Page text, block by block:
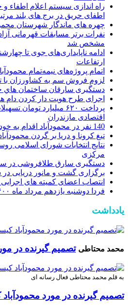
راه اندازی سیستم اعلام اطفاء و
اطفای حریق در برج های بلند
چهره های ماندگار شهرستان
نفرات برتر مسابقات قهرمانی
مشخص شد
ادامه ناپایداری‌های جوی تا
ارتفاعات
اتمام پروژه‌های نیمه‌تمام
لزوم فروش سم به کشاورزان با
دستگیری سارقان ساختمان هاي
اجرای طرح هویت دار کردن دام
پرداخت ۶۲۰ میلیارد
اقتصادی مازندران
140 نفر در محمودآباد اقدام به خودکشی کردند
تیغ کرونا و دریا بر گردن
نتایج انتخابات شورای اسلامی
مرکزی
دستگیری سارق طلافروشی در
برگزاری گشت و مانور دریایی
انتصاب اعضای کمیته های اجرایی
فردا دوشنبه یازدهم مرداد ماه ۱۴۰۰ ، محمودآباد چه خبره؟
یادداشت
محمد محتاطی تصمیم گیرنده در
به قلم محمد محتاطی فعال رسانه ای
تصمیم گیرنده در مورد